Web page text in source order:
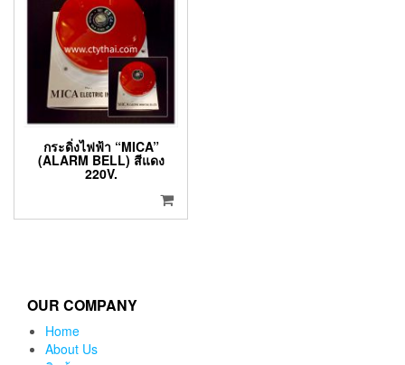
กระดิ่งไฟฟ้า “MICA”
(ALARM BELL) สีแดง
220V.
OUR COMPANY
Home
About Us